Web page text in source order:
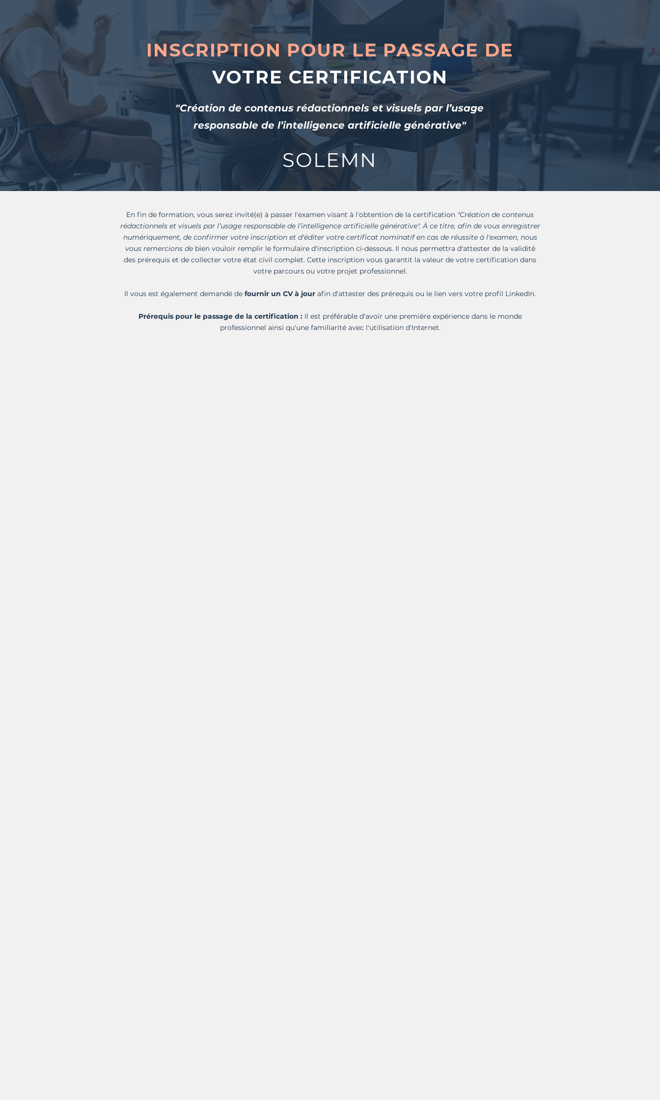
INSCRIPTION POUR LE PASSAGE DE
VOTRE CERTIFICATION
"Création de contenus rédactionnels et visuels par l’usage
responsable de l’intelligence artificielle générative"
SOLEMN
En fin de formation, vous serez invité(e) à passer l'examen visant à l'obtention de la certification "Création de contenus
rédactionnels et visuels par l’usage responsable de l’intelligence artificielle générative". À ce titre, afin de vous enregistrer
numériquement, de confirmer votre inscription et d'éditer votre certificat nominatif en cas de réussite à l'examen, nous
vous remercions de bien vouloir remplir le formulaire d'inscription ci-dessous. Il nous permettra d'attester de la validité
des prérequis et de collecter votre état civil complet. Cette inscription vous garantit la valeur de votre certification dans
votre parcours ou votre projet professionnel.
Il vous est également demandé de fournir un CV à jour afin d'attester des prérequis ou le lien vers votre profil LinkedIn.
Prérequis pour le passage de la certification : Il est préférable d'avoir une première expérience dans le monde
professionnel ainsi qu'une familiarité avec l'utilisation d'Internet.